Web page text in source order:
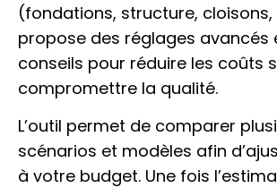
(fondations, structure,
propose des réglages avancés
conseils pour réduire les coûts
compromettre la qualité.
L’outil permet de comparer
scénarios et modèles afin
à votre budget. Une fois